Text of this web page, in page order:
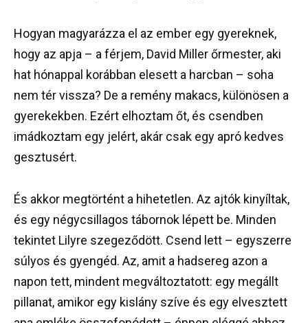
Hogyan magyarázza el az ember egy gyereknek,
hogy az apja – a férjem, David Miller őrmester, aki
hat hónappal korábban elesett a harcban – soha
nem tér vissza? De a remény makacs, különösen a
gyerekekben. Ezért elhoztam őt, és csendben
imádkoztam egy jelért, akár csak egy apró kedves
gesztusért.
És akkor megtörtént a hihetetlen. Az ajtók kinyíltak,
és egy négycsillagos tábornok lépett be. Minden
tekintet Lilyre szegeződött. Csend lett – egyszerre
súlyos és gyengéd. Az, amit a hadsereg azon a
napon tett, mindent megváltoztatott: egy megállt
pillanat, amikor egy kislány szíve és egy elvesztett